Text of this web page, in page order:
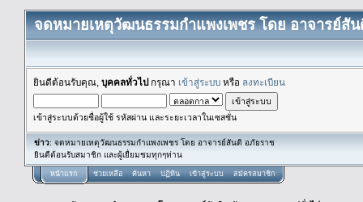
จดหมายเหตุวัฒนธรรมกำแพงเพชร โดย อาจารย์สั
ยินดีต้อนรับคุณ, บุคคลทั่วไปกรุณา เข้าสู่ระบบ หรือ ลงทะเบียน
เข้าสู่ระบบด้วยชื่อผู้ใช้ รหัสผ่าน และระยะเวลาในเซสชั่น
ข่าว: จดหมายเหตุวัฒนธรรมกำแพงเพชร โดย อาจารย์สันติ อภัยราช
ยินดีต้อนรับสมาชิก และผู้เยื่ยมชมทุกๆท่าน
หน้าแรก ช่วยเหลือ ค้นหา ปฏิทิน เข้าสู่ระบบ สมัครสมาชิก